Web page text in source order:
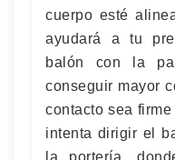
cuerpo esté
ayudará a tu
balón con la
conseguir mayor
contacto sea
intenta dirigir el
la portería,